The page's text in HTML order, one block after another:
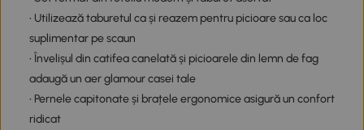
• Utilizează taburetul ca și reazem pentru picioare sau ca loc
suplimentar pe scaun
• Învelișul din catifea canelată și picioarele din lemn de fag
adaugă un aer glamour casei tale
• Pernele capitonate și brațele ergonomice asigură un confort
ridicat